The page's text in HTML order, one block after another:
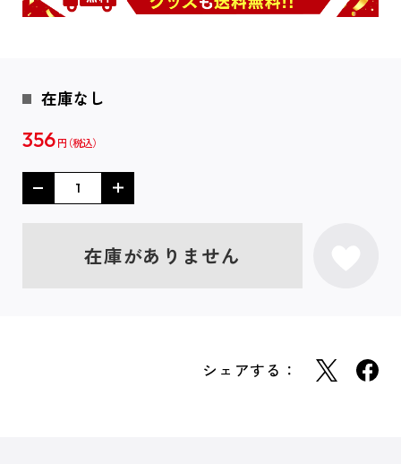
在庫なし
356 円
在庫がありません
シェアする：